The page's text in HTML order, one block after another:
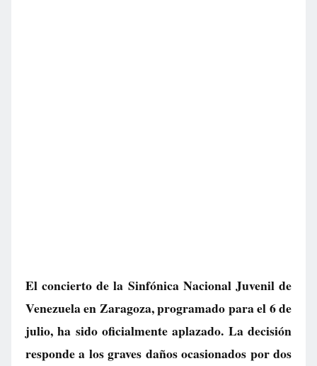
El concierto de la Sinfónica Nacional Juvenil de
Venezuela en Zaragoza, programado para el 6 de
julio, ha sido oficialmente aplazado. La decisión
responde a los graves daños ocasionados por dos